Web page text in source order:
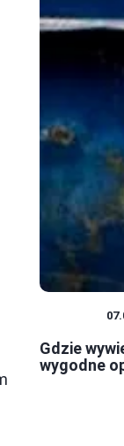
Gdzie
wygodne